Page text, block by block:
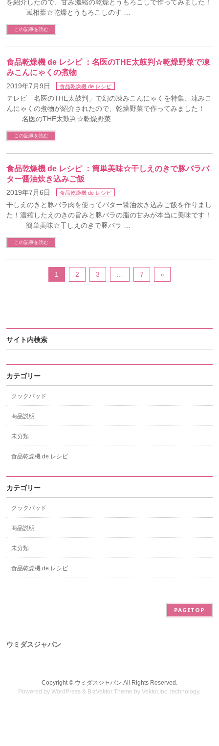
を紹介したので、甘み濃縮の乾燥とうもろこしで作ってみました！
嵐相葉☆乾燥とうもろこしのす …
この記事を読む
食品乾燥機 de レシピ ：名医のTHE太鼓判☆乾燥野菜で凍
みこんにゃくの煮物
2019年7月9日 食品乾燥機 de レシピ
テレビ「名医のTHE太鼓判」で幻の凍みこんにゃくを特集、凍みこ
んにゃくの煮物が紹介されたので、乾燥野菜で作ってみました！
名医のTHE太鼓判☆乾燥野菜 …
この記事を読む
食品乾燥機 de レシピ ：簡単美味☆干しえのきで豚バラバ
ター醤油炊き込みご飯
2019年7月6日 食品乾燥機 de レシピ
干しえのきと豚バラ肉を使ってバター醤油炊き込みご飯を作りまし
た！濃縮したえのきの旨みと豚バラの脂の甘みが本当に美味です！
簡単美味☆干しえのきで豚バラ …
この記事を読む
1 2 3 7 »
サイト内検索
カテゴリー
クックパッド
商品説明
未分類
食品乾燥機 de レシピ
カテゴリー
クックパッド
商品説明
未分類
食品乾燥機 de レシピ
PAGETOP
ウミダスジャパン
Copyright © ウミダスジャパン All Rights Reserved.
Powered byWordPress & BizVektor Theme byVektor,Inc. technology.